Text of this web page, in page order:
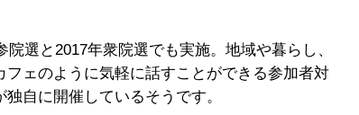
選と2017年衆院選でも実施。地域や暮らし、
ェのように気軽に話すことができる参加者対
自に開催しているそうです。